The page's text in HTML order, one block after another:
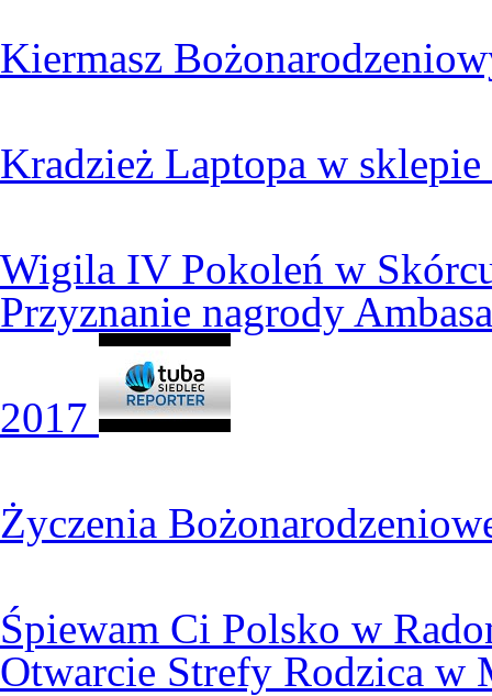
Kiermasz
Kradzież Laptopa w
Wigila IV Pokoleń w
Przyznanie nagrody
2017
Życzenia
Śpiewam Ci Polsko w
Otwarcie Strefy Rodzica w